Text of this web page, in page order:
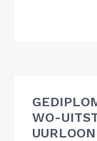
WO-
UURLOON